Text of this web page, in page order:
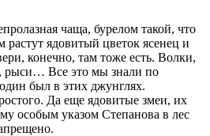
чаща, бурелом такой, что
растут ядовитый цветок ясенец и
конечно, там тоже есть. Волки,
рыси… Все это мы знали по
был в этих джунглях.
Да еще ядовитые змеи, их
особым указом Степанова в лес